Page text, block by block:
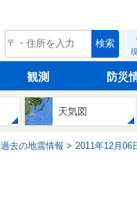
tenki.jp 検索
観測 防災
天気図
過去の地震情報 2011年12月06